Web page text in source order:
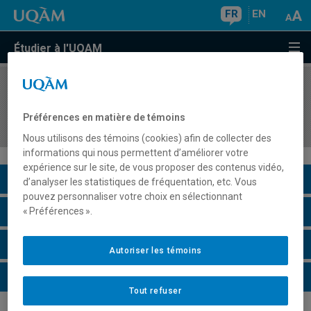
FR EN
Étudier à l'UQAM
COURS//
embarqué
Description du cours
Horaire - Été 2026
Horaire - Automne 2026
Horaire - Hiver 2027
Préférences en matière de témoins
Nous utilisons des témoins (cookies) afin de collecter des
informations qui nous permettent d’améliorer votre
expérience sur le site, de vous proposer des contenus vidéo,
d’analyser les statistiques de fréquentation, etc. Vous
pouvez personnaliser votre choix en sélectionnant
« Préférences ».
Tout refuser
Autoriser les témoins